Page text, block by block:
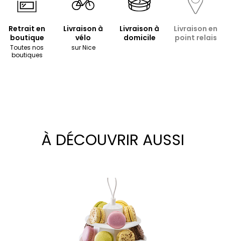
Retrait en
boutique
Toutes nos
boutiques
Livraison à
vélo
sur Nice
Livraison à
domicile
Livraison en
point relais
À DÉCOUVRIR AUSSI